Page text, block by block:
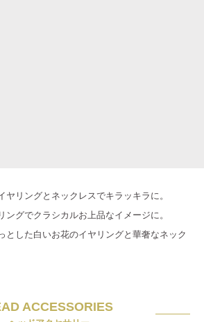
ヤリングとネックレスでキラッキラに。
ングでクラシカルお上品なイメージに。
とした白いお花のイヤリングと華奢なネック
ACCESSORIES